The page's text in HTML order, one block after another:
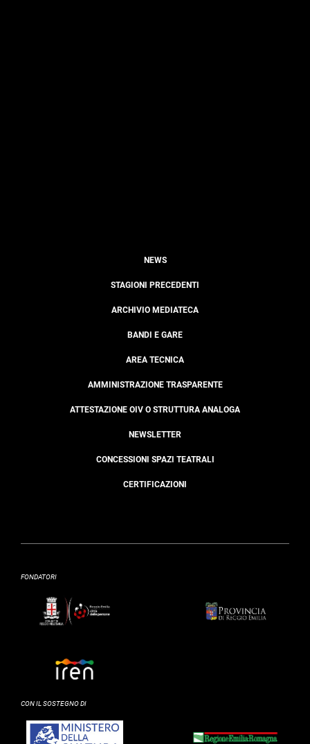
NEWS
STAGIONI PRECEDENTI
ARCHIVIO MEDIATECA
BANDI E GARE
AREA TECNICA
AMMINISTRAZIONE TRASPARENTE
ATTESTAZIONE OIV O STRUTTURA ANALOGA
NEWSLETTER
CONCESSIONI SPAZI TEATRALI
CERTIFICAZIONI
FONDATORI
CON IL SOSTEGNO DI